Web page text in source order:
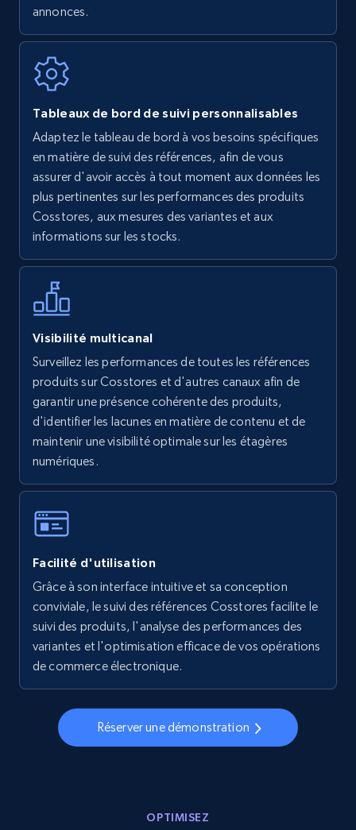
Walmart - products
URL, Final price, Sku, Currency, Gtin,
Specifications, Image urls, Top reviews, and
more.
Walmart - products - Find new products by
using specific category URL
URL, Final price, Sku, Currency, Gtin,
more.
5.6K+ 875+ Commencer
Walmart - products - Collects products by
URL, Final price, Sku, Currency, Gtin,
more.
5.6K+ 875+ Commencer
Walmart - products - Discover products by
using sku numbers
URL, Final price, Sku, Currency, Gtin,
Specifications, Image urls, Top reviews, and
annonces.
Tableaux de bord de suivi personnalisables
Adaptez le tableau de bord à vos besoins spécifiques
en matière de suivi des références, afin de vous
assurer d'avoir accès à tout moment aux données les
plus pertinentes sur les performances des produits
Cosstores, aux mesures des variantes et aux
informations sur les stocks.
Visibilité multicanal
Surveillez les performances de toutes les références
produits sur Cosstores et d'autres canaux afin de
garantir une présence cohérente des produits,
d'identifier les lacunes en matière de contenu et de
maintenir une visibilité optimale sur les étagères
numériques.
Facilité d'utilisation
Grâce à son interface intuitive et sa conception
conviviale, le suivi des références Cosstores facilite le
suivi des produits, l'analyse des performances des
variantes et l'optimisation efficace de vos opérations
de commerce électronique.
Réserver une démonstration
OPTIMISEZ